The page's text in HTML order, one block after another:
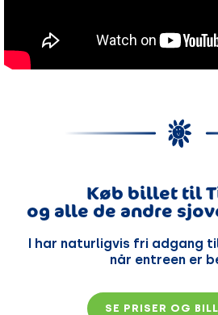
Køb billet til
og alle de andre
I har naturligvis fri adgang
når entreen er
SE PRISER OG